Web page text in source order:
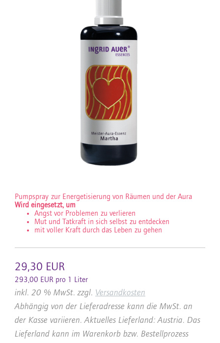
Pumpspray zur Energetisierung von Räumen und der Aura
Wird eingesetzt, um
Angst vor Problemen zu verlieren
Mut und Tatkraft in sich selbst zu entdecken
mit voller Kraft durch das Leben zu gehen
29,30 EUR
293,00 EUR pro 1 Liter
inkl. 20 % MwSt. zzgl. Versandkosten
Abhängig von der Lieferadresse kann die MwSt. an
der Kasse variieren. Aktuelles Lieferland: Austria. Das
Lieferland kann im Warenkorb bzw. Bestellprozess